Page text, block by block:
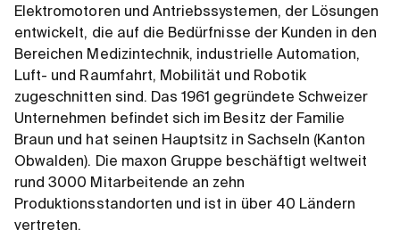
Elektromotoren und Antriebssystemen, der Lösungen
entwickelt, die auf die Bedürfnisse der Kunden in den
Bereichen Medizintechnik, industrielle Automation,
Luft- und Raumfahrt, Mobilität und Robotik
zugeschnitten sind. Das 1961 gegründete Schweizer
Unternehmen befindet sich im Besitz der Familie
Braun und hat seinen Hauptsitz in Sachseln (Kanton
Obwalden). Die maxon Gruppe beschäftigt weltweit
rund 3000 Mitarbeitende an zehn
Produktionsstandorten und ist in über 40 Ländern
vertreten.